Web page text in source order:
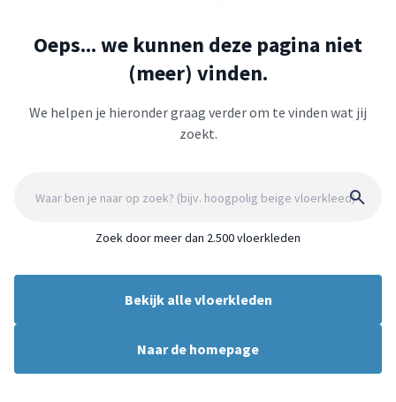
Oeps... we kunnen deze pagina niet
(meer) vinden.
We helpen je hieronder graag verder om te vinden wat jij
zoekt.
Zoek door meer dan 2.500 vloerkleden
Bekijk alle vloerkleden
Naar de homepage